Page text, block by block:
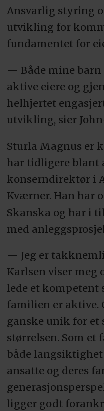
Ansvarlig styring
utvikling for
fundamentet for
— Både mine
aktive eiere og
helhjertet
utvikling, sier
Sturla Magnus er
har tidligere blant
konserndirektør i
Kværner. Han har
Skanska og har i
med
— Jeg er
Karlsen viser meg
lede et kompetent
familien er aktive.
ganske unik for et
størrelsen. Som et
både langsiktighet
ansatte og deres
ligger godt